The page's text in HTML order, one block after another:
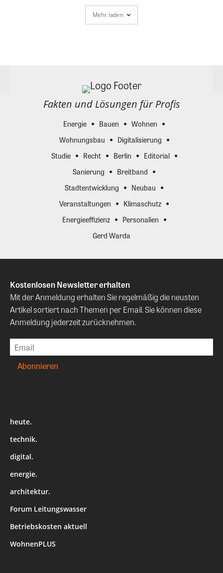
Mehr laden
Fakten und Lösungen für Profis
Energie Bauen
Wohnen
Wohnungsbau
Digitalisierung
Studie
Recht Berlin
Editorial
Sanierung
Breitband
Stadtentwicklung
Neubau
Veranstaltungen
Klimaschutz
Energieeffizienz
Personalien
Gerd Warda
Kostenlosen Newsletter erhalten
Mit der Anmeldung erhalten Sie regelmäßig die neusten
Artikel sortiert nach Themen per Email. Sie können diese
Anmeldung jederzeit zurücknehmen.
heute.
technik.
digital.
energie.
architektur.
Forum Leitungswasser
Betriebskosten aktuell
WohnenPLUS